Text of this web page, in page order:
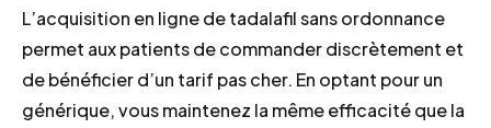
L’acquisition en ligne de tadalafil sans ordonnance
permet aux patients de commander discrètement et
de bénéficier d’un tarif pas cher. En optant pour un
générique, vous maintenez la même efficacité que la